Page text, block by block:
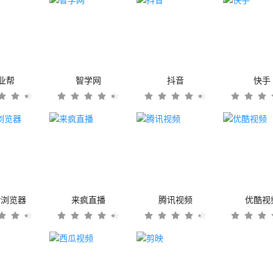
帮 智学网 抖音 快手
览器 来疯直播 腾讯视频 优酷视